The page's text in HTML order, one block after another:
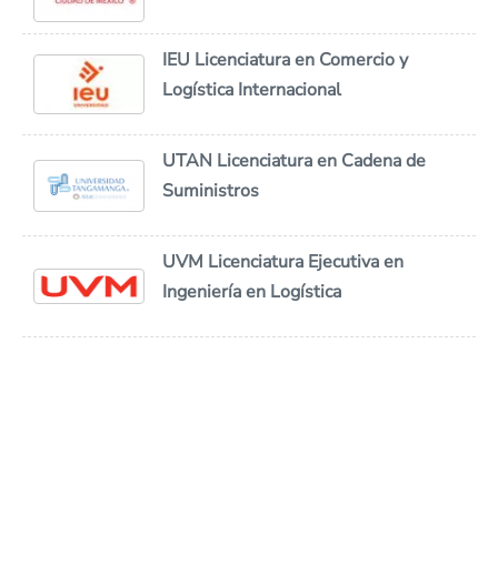
IEU Licenciatura en Comercio y
Logística Internacional
UTAN Licenciatura en Cadena de
Suministros
UVM Licenciatura Ejecutiva en
Ingeniería en Logística